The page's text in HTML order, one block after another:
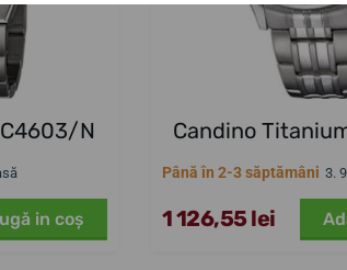
N
in coş
Candino
Până în 2-3 săptămâni 3.
1 126,55 lei